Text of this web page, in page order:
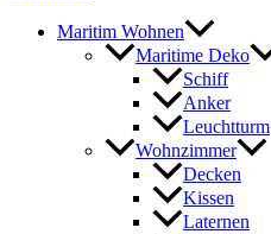
Maritim Wohnen
Maritime Deko
Schiff
Anker
Leuchtturm
Wohnzimmer
Decken
Kissen
Laternen